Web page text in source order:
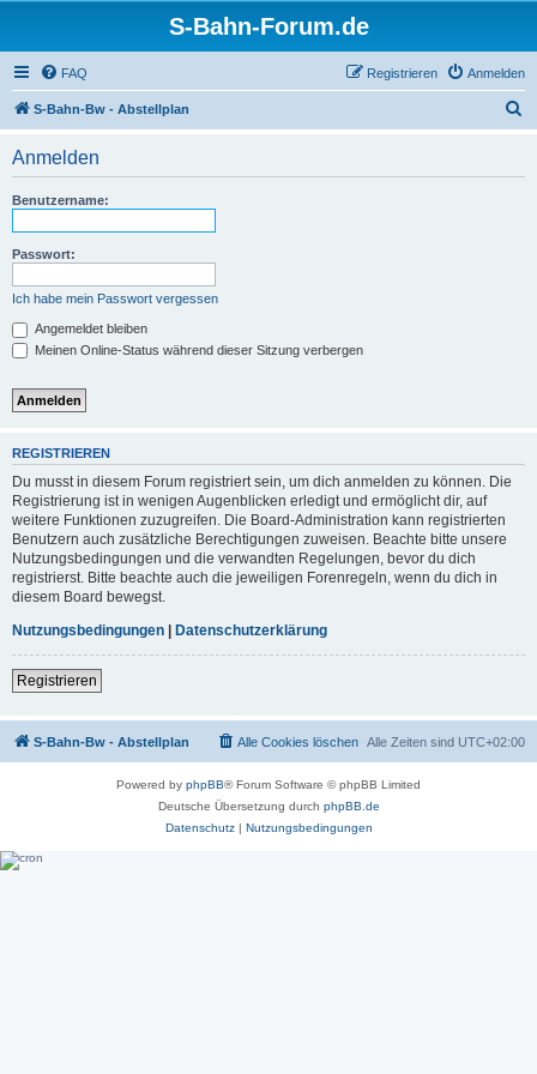
S-Bahn-Forum.de
FAQ Anmelden
Registrieren
S-Bahn-Bw - Abstellplan
Anmelden
Benutzername:
Passwort:
Ich habe mein Passwort vergessen
Angemeldet bleiben
Meinen Online-Status während dieser Sitzung verbergen
REGISTRIEREN
Du musst in diesem Forum registriert sein, um dich anmelden zu können. Die
Registrierung ist in wenigen Augenblicken erledigt und ermöglicht dir, auf
weitere Funktionen zuzugreifen. Die Board-Administration kann registrierten
Benutzern auch zusätzliche Berechtigungen zuweisen. Beachte bitte unsere
Nutzungsbedingungen und die verwandten Regelungen, bevor du dich
registrierst. Bitte beachte auch die jeweiligen Forenregeln, wenn du dich in
diesem Board bewegst.
Nutzungsbedingungen | Datenschutzerklärung
Registrieren
S-Bahn-Bw - Abstellplan Alle Zeiten sind UTC+02:00
Alle Cookies löschen
Powered by phpBB® Forum Software © phpBB Limited
Deutsche Übersetzung durch phpBB.de
Datenschutz| Nutzungsbedingungen